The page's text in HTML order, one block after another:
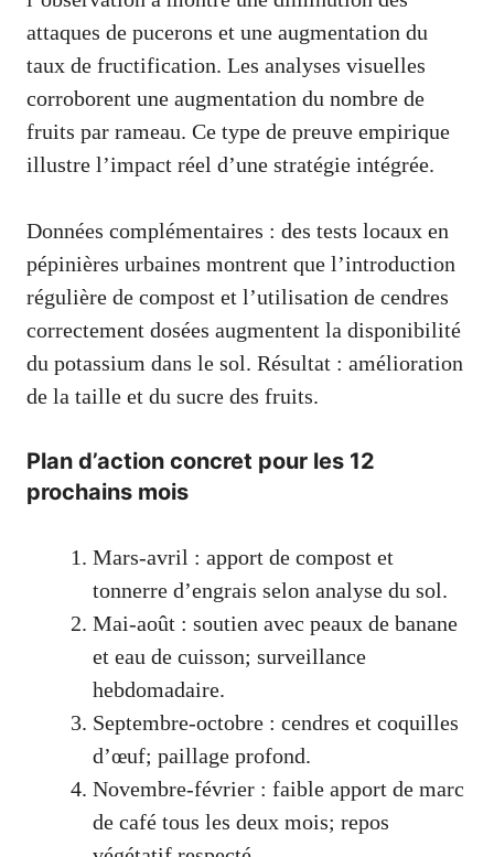
attaques de pucerons et une augmentation du
taux de fructification. Les analyses visuelles
corroborent une augmentation du nombre de
fruits par rameau. Ce type de preuve empirique
illustre l’impact réel d’une stratégie intégrée.
Données complémentaires : des tests locaux en
pépinières urbaines montrent que l’introduction
régulière de compost et l’utilisation de cendres
correctement dosées augmentent la disponibilité
du potassium dans le sol. Résultat : amélioration
de la taille et du sucre des fruits.
Plan d’action concret pour les 12
prochains mois
Mars-avril : apport de compost et
tonnerre d’engrais selon analyse du sol.
Mai-août : soutien avec peaux de banane
et eau de cuisson; surveillance
hebdomadaire.
Septembre-octobre : cendres et coquilles
d’œuf; paillage profond.
Novembre-février : faible apport de marc
de café tous les deux mois; repos